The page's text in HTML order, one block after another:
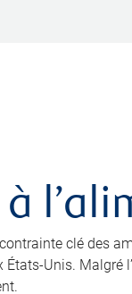
contrainte clé des
États-Unis.